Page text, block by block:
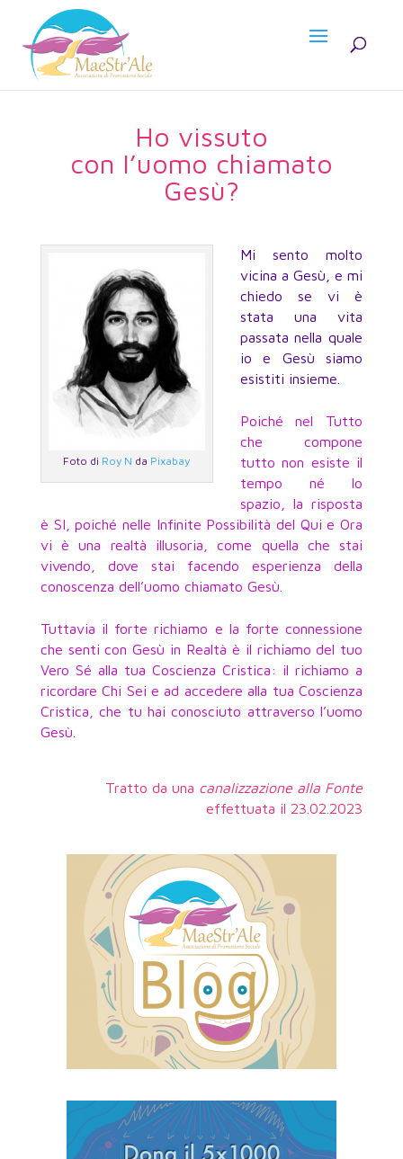
Ho vissuto
con l’uomo chiamato
Gesù?
Foto di Roy N da Pixabay
Mi sento molto
vicina a Gesù, e mi
chiedo se vi è
stata una vita
passata nella quale
io e Gesù siamo
esistiti insieme.
Poiché nel Tutto
che compone
tutto non esiste il
tempo né lo
spazio, la risposta
è SI, poiché nelle Infinite Possibilità del Qui e Ora
vi è una realtà illusoria, come quella che stai
vivendo, dove stai facendo esperienza della
conoscenza dell’uomo chiamato Gesù.
Tuttavia il forte richiamo e la forte connessione
che senti con Gesù in Realtà è il richiamo del tuo
Vero Sé alla tua Coscienza Cristica: il richiamo a
ricordare Chi Sei e ad accedere alla tua Coscienza
Cristica, che tu hai conosciuto attraverso l’uomo
Gesù.
Tratto da una canalizzazione alla Fonte
effettuata il 23.02.2023